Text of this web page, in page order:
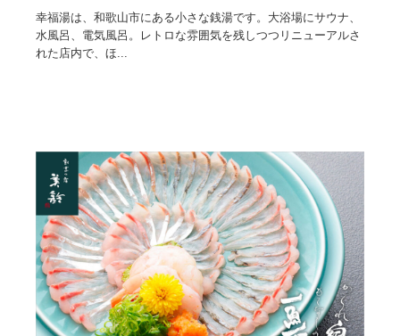
幸福湯は、和歌山市にある小さな銭湯です。大浴場にサウナ、
水風呂、電気風呂。レトロな雰囲気を残しつつリニューアルさ
れた店内で、ほ...